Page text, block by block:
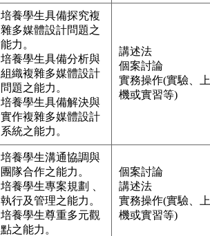
培養學生具備探究複
雜多媒體設計問題之
能力。
培養學生具備分析與
組織複雜多媒體設計
問題之能力。
培養學生具備解決與
實作複雜多媒體設計
系統之能力。
講述法
個案討論
實務操作(實驗、上
機或實習等)
培養學生溝通協調與
團隊合作之能力。
培養學生專案規劃 、
執行及管理之能力。
培養學生尊重多元觀
點之能力。
個案討論
講述法
實務操作(實驗、上
機或實習等)